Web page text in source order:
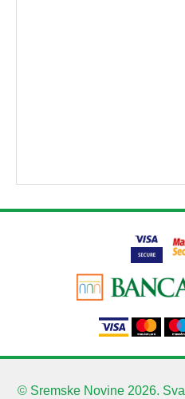
© Sremske Novine 2026.